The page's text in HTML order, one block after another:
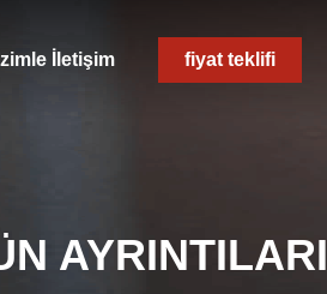
İletişim fiyat teklifi
AYRINTILARI